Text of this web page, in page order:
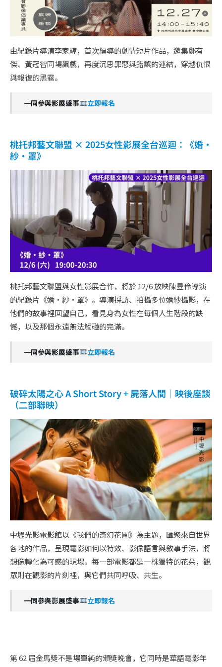
由紀錄片導演李家驊，首次編導的劇情短片作品，邀集鄭有
傑、黃冠智同場飆戲，再度沉思罪惡與錯誤的連結，穿越仇恨
與報復的黑霧。
一同參與影展盛事 立即報名
桃托邦藝文聯盟 × 2025女性影展全台巡迴：《婚・
紗・罩》
桃托邦藝文聯盟與女性影展合作，將於 12/6 放映陳昱伶導演
的紀錄片《婚・紗・罩》。導演採訪、拍攝多位婚紗攝影，在
他們的故事裡回望⾃⼰，看⾒⾝為女性在每個⼈⽣階段的缺
憾，以及那個永遠無法觸碰的完滿。
一同參與影展盛事 立即報名
破碎太陽之心 A Short Story + 屍落人間│映後座談
（二部聯映）
中壢光影電影館以《我們的奇幻花園》為主題，匯聚來自世界
各地的作品，呈現電影如何以特效、影像語言與敘事手法，將
想像轉化為可感的現場。每一部電影都是一株獨特的花朵，觀
眾則在觀影的片刻裡，與它們共同呼吸、共生。
一同參與影展盛事 立即報名
第 62 屆金馬獎不是場單純的頒獎晚會，它同時是華語電影年